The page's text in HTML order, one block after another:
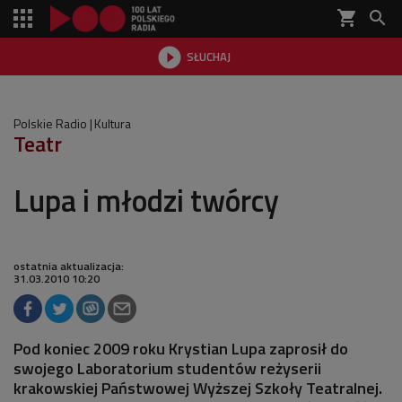
shopping_cart 
 SŁUCHAJ

Polskie Radio Kultura
Teatr
Lupa i młodzi twórcy
ostatnia aktualizacja:
31.03.2010 10:20
Pod koniec 2009 roku Krystian Lupa zaprosił do
swojego Laboratorium studentów reżyserii
krakowskiej Państwowej Wyższej Szkoły Teatralnej.